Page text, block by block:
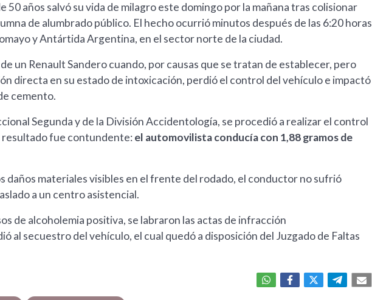
años salvó su vida de milagro este domingo por la mañana tras colisionar
de alumbrado público. El hecho ocurrió minutos después de las 6:20 horas
y Antártida Argentina, en el sector norte de la ciudad.
un Renault Sandero cuando, por causas que se tratan de establecer, pero
directa en su estado de intoxicación, perdió el control del vehículo e impactó
cemento.
Segunda y de la División Accidentología, se procedió a realizar el control
resultado fue contundente:el automovilista conducía con 1,88 gramos de
daños materiales visibles en el frente del rodado, el conductor no sufrió
a un centro asistencial.
de alcoholemia positiva, se labraron las actas de infracción
al secuestro del vehículo, el cual quedó a disposición del Juzgado de Faltas